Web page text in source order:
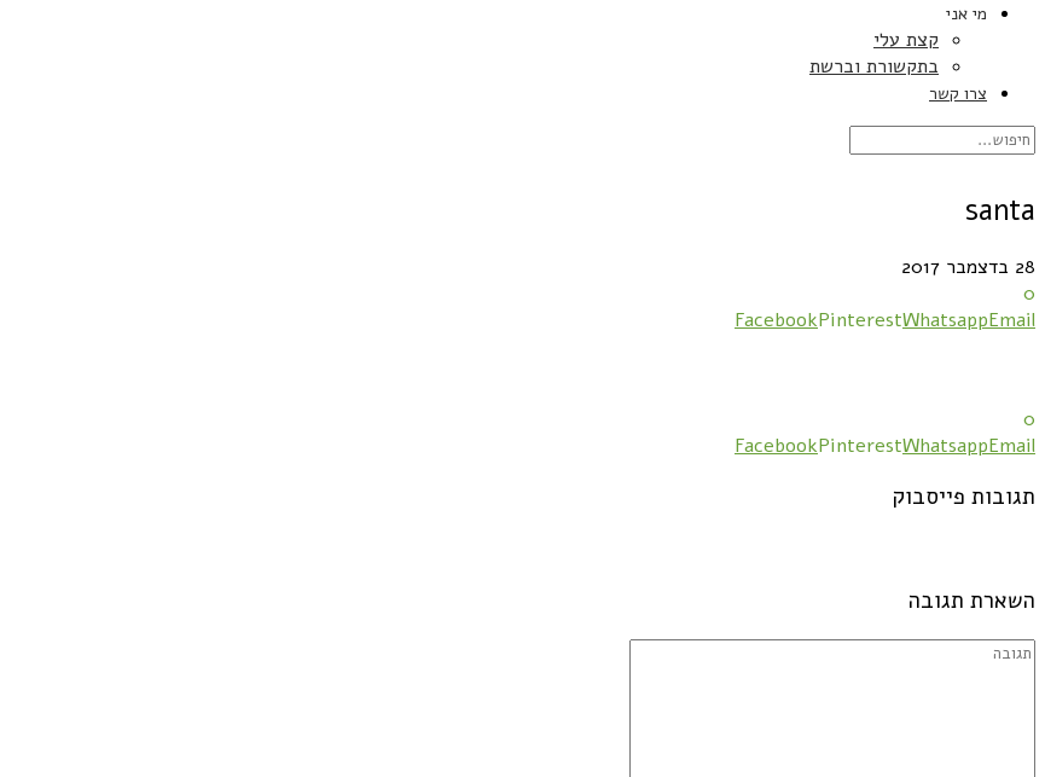
מי אני
קצת עלי
בתקשורת וברשת
צרו קשר
santa
28 בדצמבר 2017
0
FacebookPinterestWhatsappEmail
0
FacebookPinterestWhatsappEmail
תגובות פייסבוק
השארת תגובה